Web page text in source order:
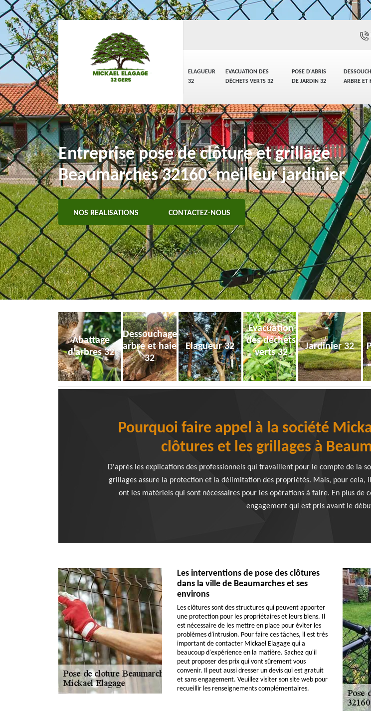
ELAGUEUR
32
EVACUATION DES
DÉCHETS VERTS 32
POSE D'ABRIS
DE JARDIN 32
ARBRE ET
Entreprise pose de clôture et grillage
Beaumarches 32160: meilleur jardinier
NOS REALISATIONS CONTACTEZ-NOUS
Abattage
d'arbres 32
Dessouchage
arbre et haie
32
Elagueur 32
Evacuation
des déchets
verts 32
Jardinier 32
Pourquoi faire appel à la société
clôtures et les grillages à
D'après les explications des professionnels qui travaillent pour le compte de la
grillages assure la protection et la délimitation des propriétés. Mais, pour cela,
ont les matériels qui sont nécessaires pour les opérations à faire. En plus de
engagement qui est pris avant le
Les interventions de pose des clôtures
dans la ville de Beaumarches et ses
environs
Les clôtures sont des structures qui peuvent apporter
une protection pour les propriétaires et leurs biens. Il
est nécessaire de les mettre en place pour éviter les
problèmes d'intrusion. Pour faire ces tâches, il est très
important de contacter Mickael Elagage qui a
beaucoup d'expérience en la matière. Sachez qu'il
peut proposer des prix qui vont sûrement vous
convenir. Il peut aussi dresser un devis qui est gratuit
et sans engagement. Veuillez visiter son site web pour
recueillir les renseignements complémentaires.